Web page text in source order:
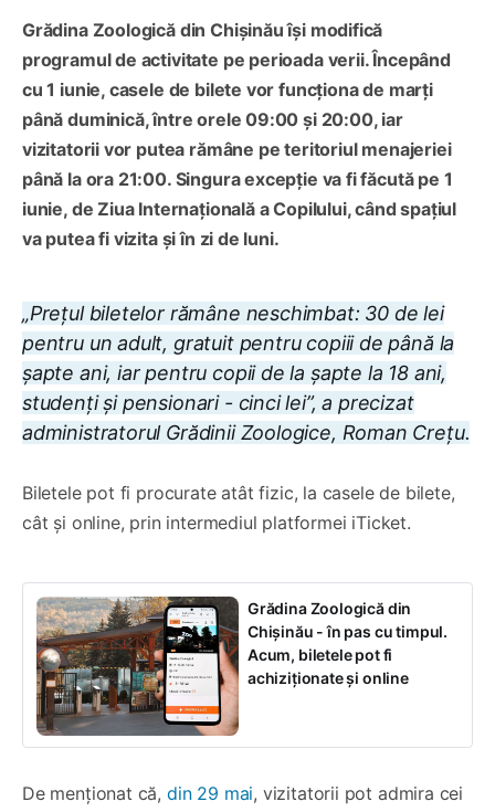
Grădina Zoologică din Chișinău își modifică
programul de activitate pe perioada verii. Începând
cu 1 iunie, casele de bilete vor funcționa de marți
până duminică, între orele 09:00 și 20:00, iar
vizitatorii vor putea rămâne pe teritoriul menajeriei
până la ora 21:00. Singura excepție va fi făcută pe 1
iunie, de Ziua Internațională a Copilului, când spațiul
va putea fi vizita și în zi de luni.
„Prețul biletelor rămâne neschimbat: 30 de lei
pentru un adult, gratuit pentru copiii de până la
șapte ani, iar pentru copii de la șapte la 18 ani,
studenți și pensionari - cinci lei”, a precizat
administratorul Grădinii Zoologice, Roman Crețu.
Biletele pot fi procurate atât fizic, la casele de bilete,
cât și online, prin intermediul platformei iTicket⁠.
Grădina Zoologică din
Chișinău - în pas cu timpul.
Acum, biletele pot fi
achiziționate și online
De menționat că, din 29 mai, vizitatorii pot admira cei